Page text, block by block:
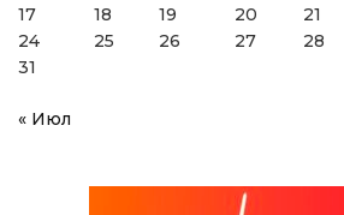
17
18 19 20 21
24
25 26 27 28
31
« Июл